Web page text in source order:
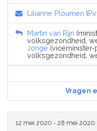
Lilianne Ploumen (
Martin van Rijn
volksgezondheid,
Jonge
volksgezondheid,
Vragen
12 mei 2020 - 28 mei 2020